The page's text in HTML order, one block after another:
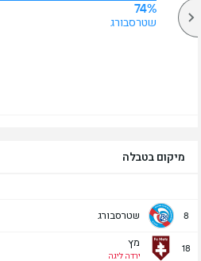
מיקום בטבלה
8 שטרסבורג
18 מץ
ירדה ליגה
74%
שטרסבורג